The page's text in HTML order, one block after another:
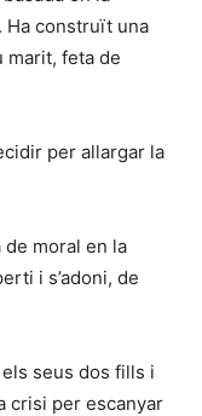
Ha construït una
marit, feta de
per allargar la
de moral en la
i s’adoni, de
seus dos fills i
crisi per escanyar